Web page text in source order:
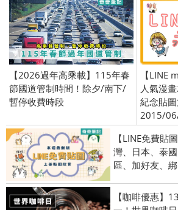
【2026過年高乘載】115年春
節國道管制時間！除夕/南下/
暫停收費時段
【LINE
人氣漫
紀念貼
2015/
【LINE免費貼
灣、日本、泰
區、加好友、
【咖啡優惠】